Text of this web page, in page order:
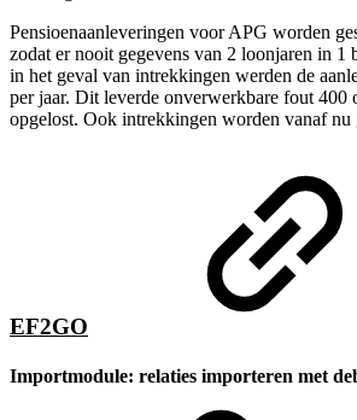
Pensioenaanleveringen voor APG worden
zodat er nooit gegevens van 2 loonjaren in 1
in het geval van intrekkingen werden de
per jaar. Dit leverde onverwerkbare fout 400
opgelost. Ook intrekkingen worden vanaf nu
EF2GO
Importmodule: relaties importeren met